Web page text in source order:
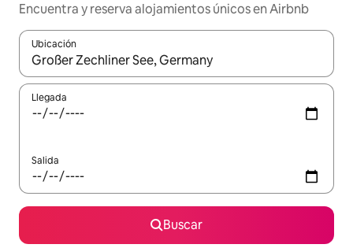
Encuentra y reserva alojamientos únicos en Airbnb
Ubicación
Cuando los resultados estén disponibles, navega con las
Llegada
Salida
Buscar